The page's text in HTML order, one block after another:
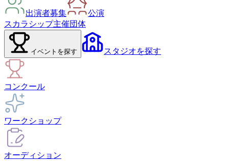
出演者募集
公演
スカラシップ主催団体
イベント を探す スタジオを探す
コンクール
ワークショップ
オーディション